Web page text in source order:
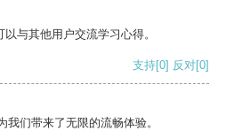
与其他用户交流学习心得。
支持[0] 反对[0]
们带来了无限的流畅体验。